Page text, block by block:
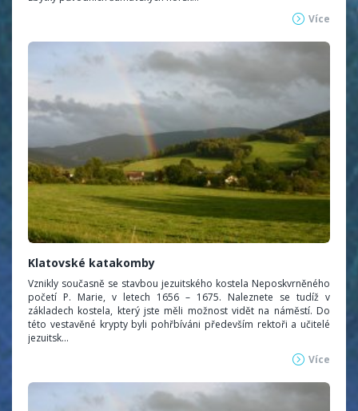
Více
Klatovské katakomby
Vznikly současně se stavbou jezuitského kostela Neposkvrněného
početí P. Marie, v letech 1656 – 1675. Naleznete se tudíž v
základech kostela, který jste měli možnost vidět na náměstí. Do
této vestavěné krypty byli pohřbíváni především rektoři a učitelé
jezuitsk...
Více